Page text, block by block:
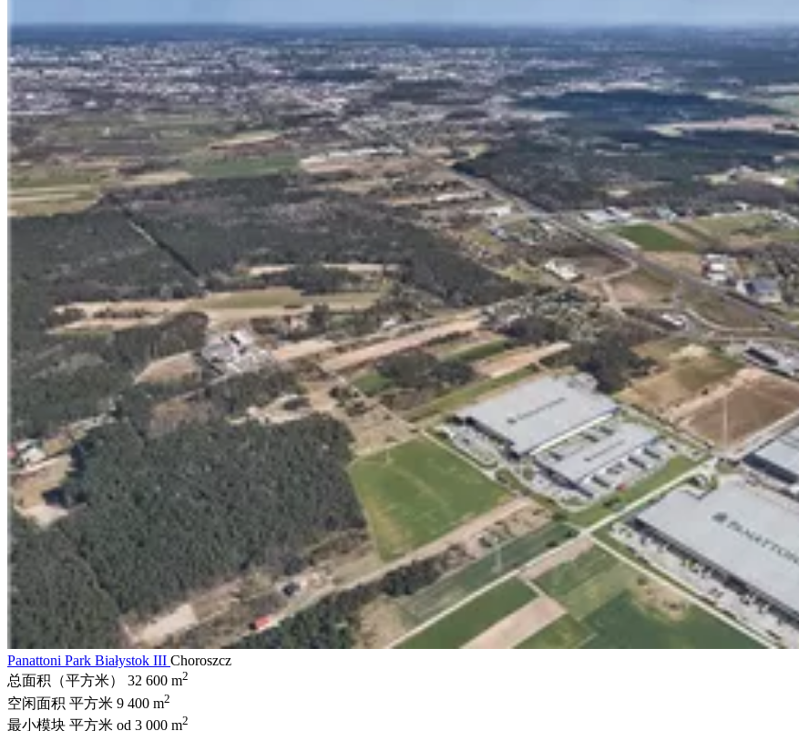
Panattoni Park Białystok III Choroszcz
总面积（平方米）
32 600 m2
空闲面积 平方米 9 400 m2
最小模块 平方米 od 3 000 m2